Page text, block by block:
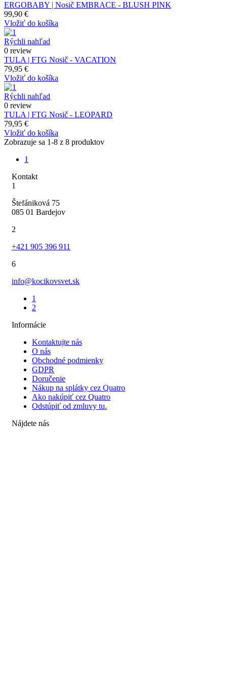
ERGOBABY | Nosič EMBRACE - BLUSH PINK
99,90 €
Vložiť do košíka
Rýchli nahľad
0 review
TULA | FTG Nosič - VACATION
79,95 €
Vložiť do košíka
Rýchli nahľad
0 review
TULA | FTG Nosič - LEOPARD
79,95 €
Vložiť do košíka
Zobrazuje sa 1-8 z 8 produktov
1
Kontakt
1
Štefániková 75
085 01 Bardejov
2
+421 905 396 911
6
info@kocikovsvet.sk
1
2
Informácie
Kontaktujte nás
O nás
Obchodné podmienky
GDPR
Doručenie
Nákup na splátky cez Quatro
Ako nakúpiť cez Quatro
Odstúpiť od zmluvy tu.
Nájdete nás